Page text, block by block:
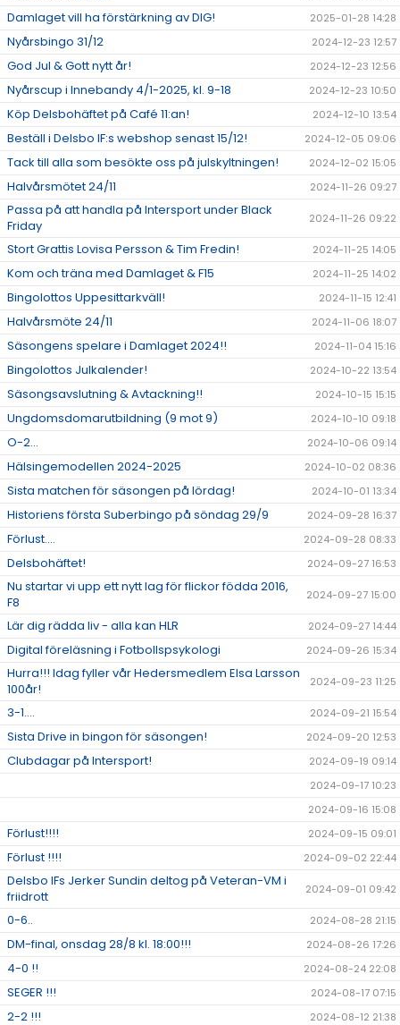
Damlaget vill ha förstärkning av DIG! 2025-01-28 14:28
Nyårsbingo 31/12 2024-12-23 12:57
God Jul & Gott nytt år! 2024-12-23 12:56
Nyårscup i Innebandy 4/1-2025, kl. 9-18 2024-12-23 10:50
Köp Delsbohäftet på Café 11:an! 2024-12-10 13:54
Beställ i Delsbo IF:s webshop senast 15/12! 2024-12-05 09:06
Tack till alla som besökte oss på julskyltningen! 2024-12-02 15:05
Halvårsmötet 24/11 2024-11-26 09:27
Passa på att handla på Intersport under Black
Friday
2024-11-26 09:22
Stort Grattis Lovisa Persson & Tim Fredin! 2024-11-25 14:05
Kom och träna med Damlaget & F15 2024-11-25 14:02
Bingolottos Uppesittarkväll! 2024-11-15 12:41
Halvårsmöte 24/11 2024-11-06 18:07
Säsongens spelare i Damlaget 2024!! 2024-11-04 15:16
Bingolottos Julkalender! 2024-10-22 13:54
Säsongsavslutning & Avtackning!! 2024-10-15 15:15
Ungdomsdomarutbildning (9 mot 9) 2024-10-10 09:18
O-2... 2024-10-06 09:14
Hälsingemodellen 2024-2025 2024-10-02 08:36
Sista matchen för säsongen på lördag! 2024-10-01 13:34
Historiens första Suberbingo på söndag 29/9 2024-09-28 16:37
Förlust.... 2024-09-28 08:33
Delsbohäftet! 2024-09-27 16:53
Nu startar vi upp ett nytt lag för flickor födda 2016,
F8
2024-09-27 15:00
Lär dig rädda liv - alla kan HLR 2024-09-27 14:44
Digital föreläsning i Fotbollspsykologi 2024-09-26 15:34
Hurra!!! Idag fyller vår Hedersmedlem Elsa Larsson
100år!
2024-09-23 11:25
3-1.... 2024-09-21 15:54
Sista Drive in bingon för säsongen! 2024-09-20 12:53
Clubdagar på Intersport!
2024-09-19 09:14
2024-09-17 10:23
2024-09-16 15:08
Förlust!!!! 2024-09-15 09:01
Förlust !!!! 2024-09-02 22:44
Delsbo IFs Jerker Sundin deltog på Veteran-VM i
friidrott
2024-09-01 09:42
0-6.. 2024-08-28 21:15
DM-final, onsdag 28/8 kl. 18:00!!! 2024-08-26 17:26
4-0 !! 2024-08-24 22:08
SEGER !!! 2024-08-17 07:15
2-2 !!! 2024-08-12 21:38